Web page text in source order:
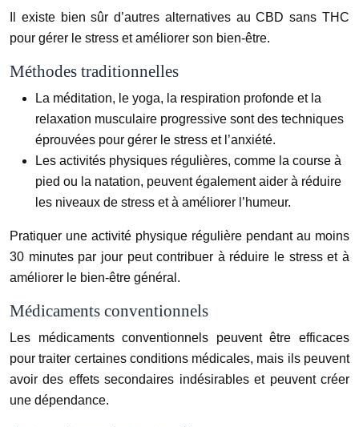
Il existe bien sûr d’autres alternatives au CBD sans THC
pour gérer le stress et améliorer son bien-être.
Méthodes traditionnelles
La méditation, le yoga, la respiration profonde et la
relaxation musculaire progressive sont des techniques
éprouvées pour gérer le stress et l’anxiété.
Les activités physiques régulières, comme la course à
pied ou la natation, peuvent également aider à réduire
les niveaux de stress et à améliorer l’humeur.
Pratiquer une activité physique régulière pendant au moins
30 minutes par jour peut contribuer à réduire le stress et à
améliorer le bien-être général.
Médicaments conventionnels
Les médicaments conventionnels peuvent être efficaces
pour traiter certaines conditions médicales, mais ils peuvent
avoir des effets secondaires indésirables et peuvent créer
une dépendance.